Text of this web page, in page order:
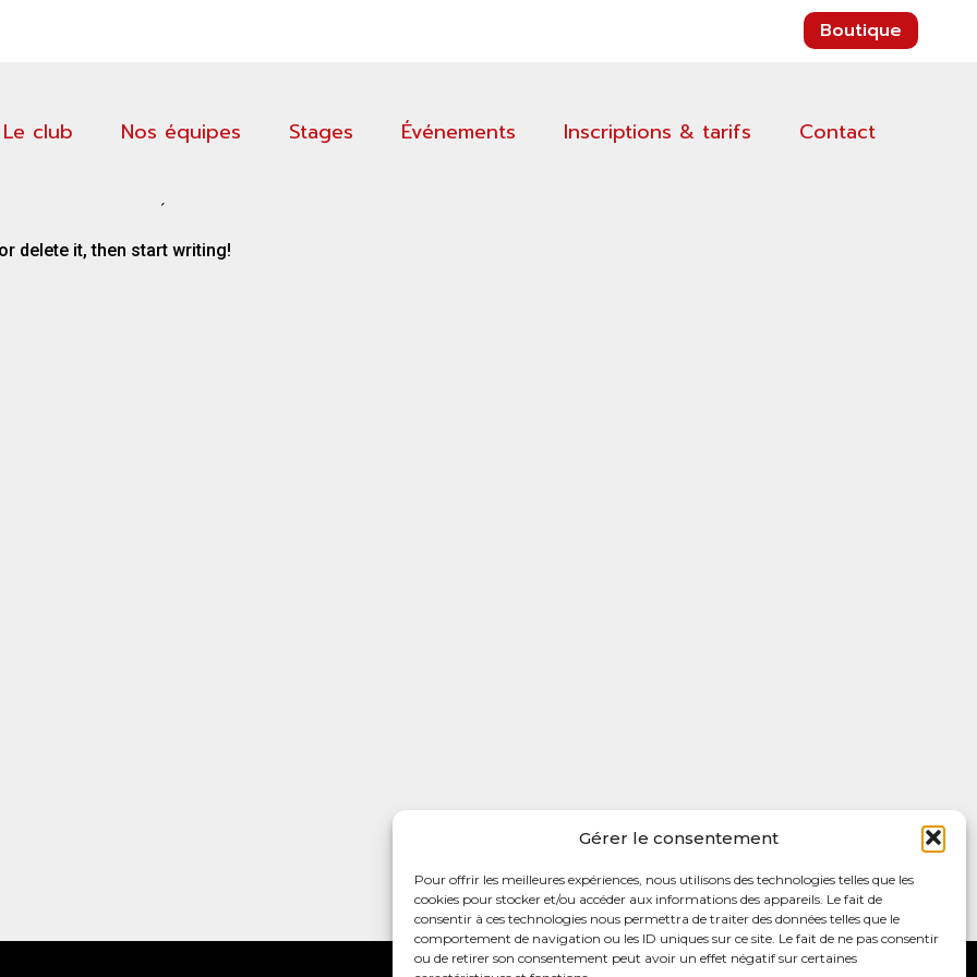
Gérer le consentement
Pour offrir les meilleures expériences, nous utilisons des technologies telles que les
cookies pour stocker et/ou accéder aux informations des appareils. Le fait de
consentir à ces technologies nous permettra de traiter des données telles que le
comportement de navigation ou les ID uniques sur ce site. Le fait de ne pas consentir
ou de retirer son consentement peut avoir un effet négatif sur certaines
Boutique
Principal
Le club Nos équipes Stages Événements Inscriptions & tarifs Contact
!
delete it, then start writing!